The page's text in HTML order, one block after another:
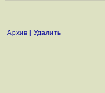
Архив | Удалить